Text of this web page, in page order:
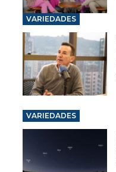
VARIEDADES
VARIEDADES